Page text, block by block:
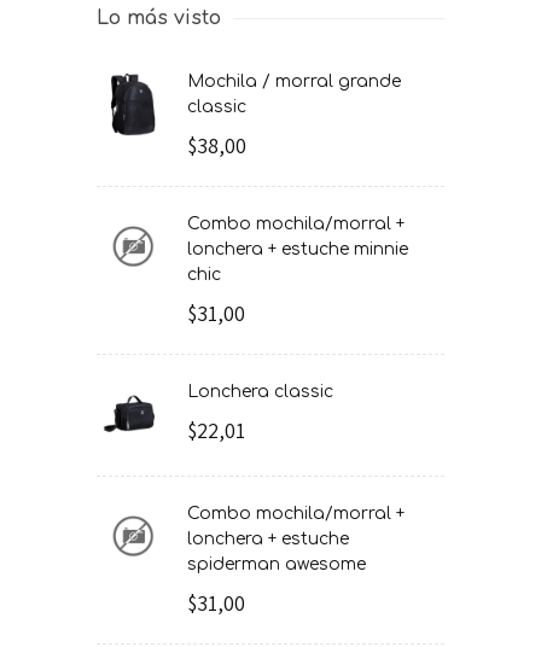
Lo más visto
mochila / morral grande
classic
$38,00
combo mochila/morral +
lonchera + estuche minnie
chic
$31,00
lonchera classic
$22,01
combo mochila/morral +
lonchera + estuche
spiderman awesome
$31,00